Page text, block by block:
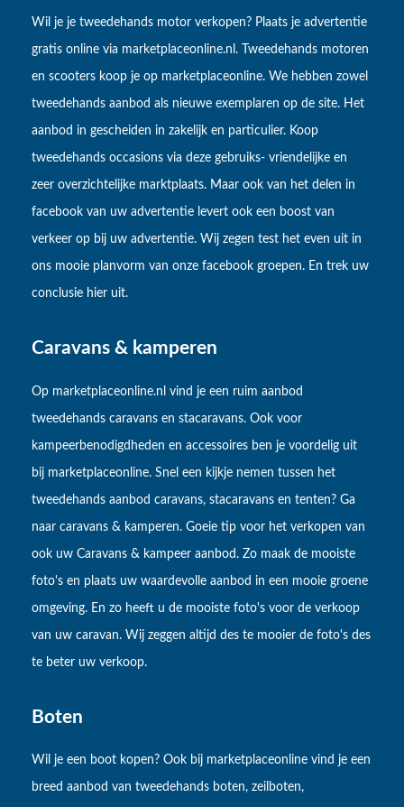
Wil je je tweedehands motor verkopen? Plaats je advertentie
gratis online via marketplaceonline.nl. Tweedehands motoren
en scooters koop je op marketplaceonline. We hebben zowel
tweedehands aanbod als nieuwe exemplaren op de site. Het
aanbod in gescheiden in zakelijk en particulier. Koop
tweedehands occasions via deze gebruiks- vriendelijke en
zeer overzichtelijke marktplaats. Maar ook van het delen in
facebook van uw advertentie levert ook een boost van
verkeer op bij uw advertentie. Wij zegen test het even uit in
ons mooie planvorm van onze facebook groepen. En trek uw
conclusie hier uit.
Caravans & kamperen
Op marketplaceonline.nl vind je een ruim aanbod
tweedehands caravans en stacaravans. Ook voor
kampeerbenodigdheden en accessoires ben je voordelig uit
bij marketplaceonline. Snel een kijkje nemen tussen het
tweedehands aanbod caravans, stacaravans en tenten? Ga
naar caravans & kamperen. Goeie tip voor het verkopen van
ook uw Caravans & kampeer aanbod. Zo maak de mooiste
foto's en plaats uw waardevolle aanbod in een mooie groene
omgeving. En zo heeft u de mooiste foto's voor de verkoop
van uw caravan. Wij zeggen altijd des te mooier de foto's des
te beter uw verkoop.
Boten
Wil je een boot kopen? Ook bij marketplaceonline vind je een
breed aanbod van tweedehands boten, zeilboten,